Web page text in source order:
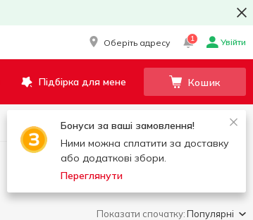
Оберіть адресу 1 Увійти
Підбірка для мене Кошик
Бонуси за ваші замовлення!
Ними можна сплатити за доставку
або додаткові збори.
Переглянути
Показати спочатку:Популярні